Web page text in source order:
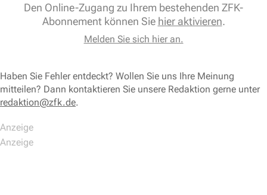
Den Online-Zugang zu Ihrem bestehenden ZFK-
Abonnement können Sie hier aktivieren.
Melden Sie sich hier an.
Haben Sie Fehler entdeckt? Wollen Sie uns Ihre Meinung
mitteilen? Dann kontaktieren Sie unsere Redaktion gerne unter
redaktion@zfk.de.